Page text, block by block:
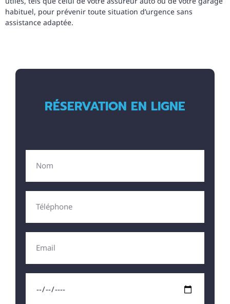
habituel, pour prévenir toute situation d’urgence sans
assistance adaptée.
RÉSERVATION EN LIGNE